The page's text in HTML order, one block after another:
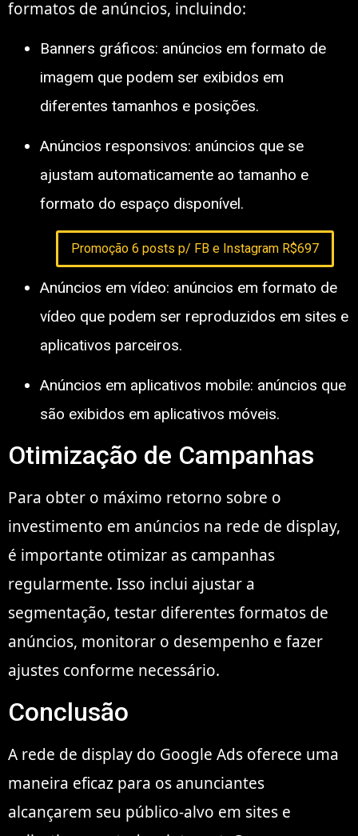
formatos de anúncios, incluindo:
Banners gráficos: anúncios em formato de
imagem que podem ser exibidos em
diferentes tamanhos e posições.
Anúncios responsivos: anúncios que se
ajustam automaticamente ao tamanho e
formato do espaço disponível.
Promoção 6 posts p/ FB e Instagram R$697
Anúncios em vídeo: anúncios em formato de
vídeo que podem ser reproduzidos em sites e
aplicativos parceiros.
Anúncios em aplicativos mobile: anúncios que
são exibidos em aplicativos móveis.
Otimização de Campanhas
Para obter o máximo retorno sobre o
investimento em anúncios na rede de display,
é importante otimizar as campanhas
regularmente. Isso inclui ajustar a
segmentação, testar diferentes formatos de
anúncios, monitorar o desempenho e fazer
ajustes conforme necessário.
Conclusão
A rede de display do Google Ads oferece uma
maneira eficaz para os anunciantes
alcançarem seu público-alvo em sites e